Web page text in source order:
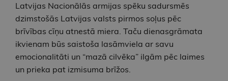
Latvijas Nacionālās armijas spēku sadursmēs
dzimstošās Latvijas valsts pirmos soļus pēc
brīvības cīņu atnestā miera. Taču dienasgrāmata
ikvienam būs saistoša lasāmviela ar savu
emocionalitāti un “mazā cilvēka” ilgām pēc laimes
un prieka pat izmisuma brīžos.